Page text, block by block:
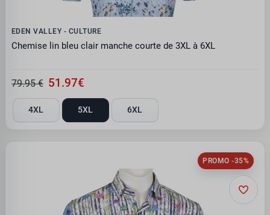
EDEN VALLEY - CULTURE
Chemise lin bleu clair manche courte de 3XL à 6XL
79.95 € 51.97€
4XL 5XL 6XL
PROMO -35%